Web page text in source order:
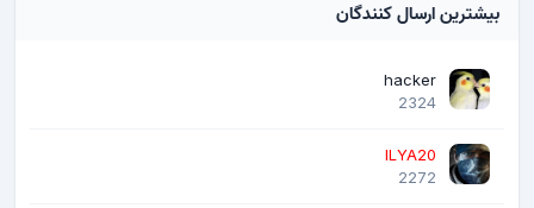
بیشترین ارسال کنندگان
hacker
2324
ILYA20
2272